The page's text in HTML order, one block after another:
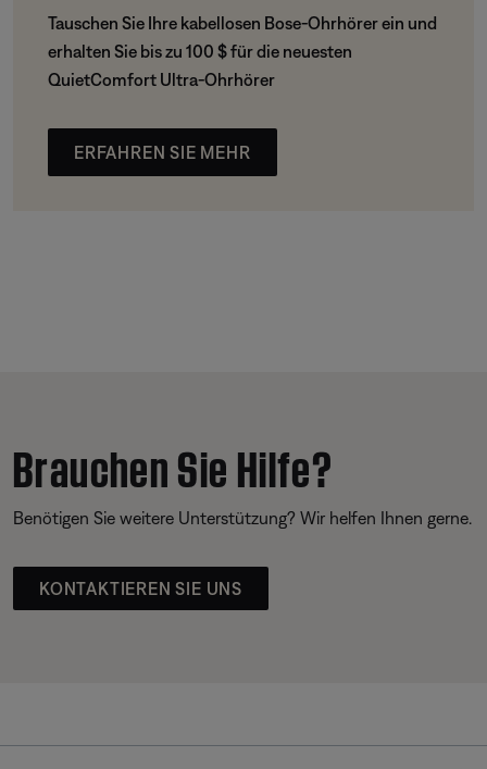
Tauschen Sie Ihre kabellosen Bose-Ohrhörer ein und
erhalten Sie bis zu 100 $ für die neuesten
QuietComfort Ultra-Ohrhörer
ERFAHREN SIE MEHR
Brauchen Sie Hilfe?
Benötigen Sie weitere Unterstützung? Wir helfen Ihnen gerne.
KONTAKTIEREN SIE UNS